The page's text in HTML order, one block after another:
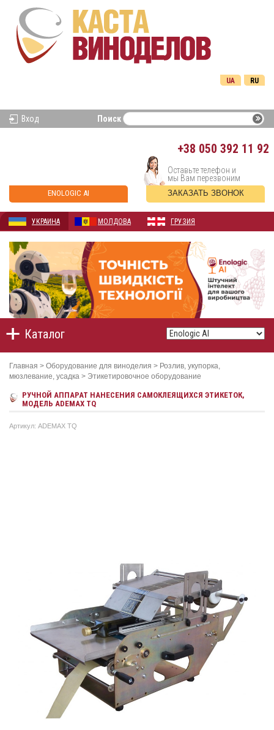
RU
UA
Вход Поиск
+38 050 392 11 92
ENOLOGIC AI
Оставьте телефон и
мы Вам перезвоним
ЗАКАЗАТЬ ЗВОНОК
УКРАИНА МОЛДОВА ГРУЗИЯ
Каталог
Главная > Оборудование для виноделия > Розлив, укупорка,
мюзлевание, усадка > Этикетировочное оборудование
РУЧНОЙ АППАРАТ НАНЕСЕНИЯ САМОКЛЕЯЩИХСЯ ЭТИКЕТОК,
МОДЕЛЬ ADEMAX TQ
Артикул: ADEMAX TQ